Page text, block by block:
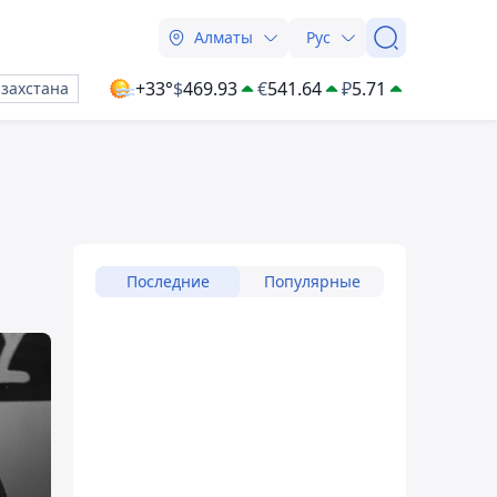
Алматы Рус
+33°$469.93 €541.64 ₽5.71
Последние Популярные